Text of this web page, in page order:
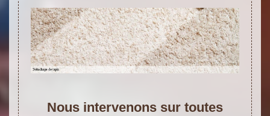
Nous intervenons sur toutes